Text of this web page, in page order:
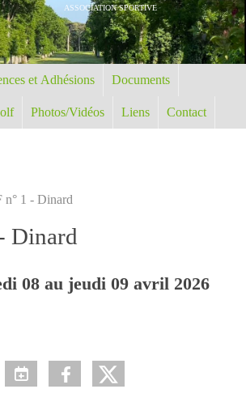
ASSOCIATION SPORTIVE
et Adhésions Documents
Photos/Vidéos Liens Contact
n° 1 - Dinard
Dinard
08 au jeudi 09 avril 2026
cookies